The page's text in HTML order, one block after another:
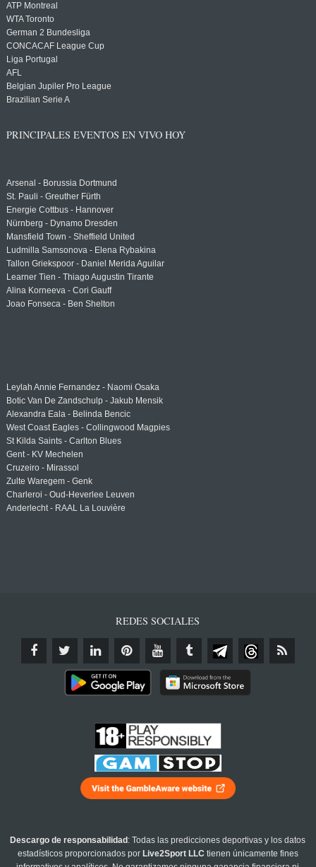
ATP Montreal
WTA Toronto
German 2 Bundesliga
CONCACAF League Cup
Liga Portugal
AFL
Belgian Jupiler Pro League
Brazilian Serie A
PRINCIPALES EVENTOS EN VIVO HOY
Arsenal - Borussia Dortmund
St. Pauli - Greuther Fürth
Energie Cottbus - Hannover
Nürnberg - Dynamo Dresden
Mansfield Town - Sheffield United
Ludmilla Samsonova - Elena Rybakina
Tallon Griekspoor - Daniel Merida Aguilar
Learner Tien - Thiago Augustin Tirante
Alina Korneeva - Cori Gauff
Joao Fonseca - Ben Shelton
Leylah Annie Fernandez - Naomi Osaka
Botic Van De Zandschulp - Jakub Mensik
Alexandra Eala - Belinda Bencic
West Coast Eagles - Collingwood Magpies
St Kilda Saints - Carlton Blues
Gent - KV Mechelen
Cruzeiro - Mirassol
Zulte Waregem - Genk
Charleroi - Oud-Heverlee Leuven
Anderlecht - RAAL La Louvière
REDES SOCIALES
Descargo de responsabilidad : Todas las predicciones deportivas y los datos
estadísticos proporcionados por Live2Sport LLC tienen únicamente fines